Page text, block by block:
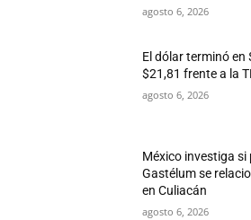
agosto 6, 2026
El dólar terminó
$21,81 frente a la
agosto 6, 2026
México investiga si
Gastélum se
en Culiacán
agosto 6, 2026